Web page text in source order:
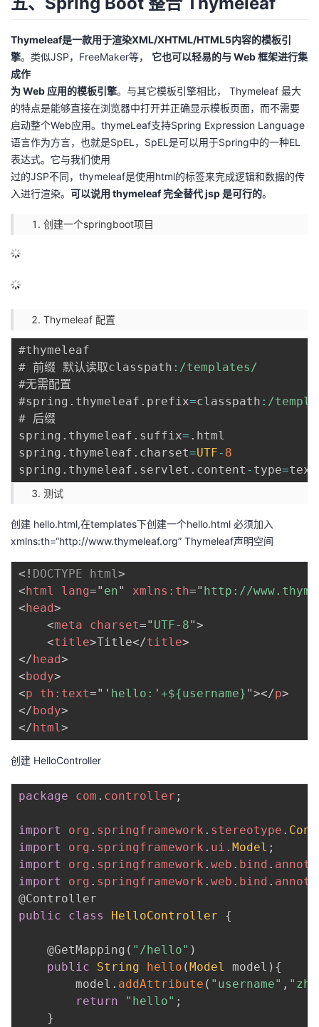
Thymeleaf是一款用于渲染XML/XHTML/HTML5内容的模板引
擎。类似JSP，FreeMaker等， 它也可以轻易的与 Web 框架进行集
成作
为 Web 应用的模板引擎。与其它模板引擎相比， Thymeleaf 最大
的特点是能够直接在浏览器中打开并正确显示模板页面，而不需要
启动整个Web应用。thymeLeaf支持Spring Expression Language
语言作为方言，也就是SpEL，SpEL是可以用于Spring中的一种EL
表达式。它与我们使用
过的JSP不同，thymeleaf是使用html的标签来完成逻辑和数据的传
入进行渲染。 可以说用 thymeleaf 完全替代 jsp 是可行的。
创建一个springboot项目
Thymeleaf 配置
#thymeleaf
# 前缀 默认读取classpath : /templates/
#无需配置
#spring . thymeleaf . prefix=classpath : /
# 后缀
spring . thymeleaf . suffix= . html
spring . thymeleaf . charset=UTF- 8
spring . thymeleaf . servlet . content - type=text
测试
创建 hello.html,在templates下创建一个hello.html 必须加入
xmlns:th=“http://www.thymeleaf.org” Thymeleaf声明空间
<! DOCTYPE html>
<html lang=" en" xmlns: th=" http://
<head>
<meta charset=" UTF-8">
<title>Title</title>
</head>
<body>
<p th: text=" ' hello: ' +${username} "></p>
</body>
</html>
创建 HelloController
package com . controller ;
import org . springframework . stereotype .
import
org . springframework . ui . Model ;
import
org . springframework . web . bind .
import
org . springframework . web . bind .
@Controller
public
class HelloController {
@GetMapping ( "/hello" )
public
String hello (Model model ) {
        model
. addAttribute ( "username" ,
return
"hello" ;
}